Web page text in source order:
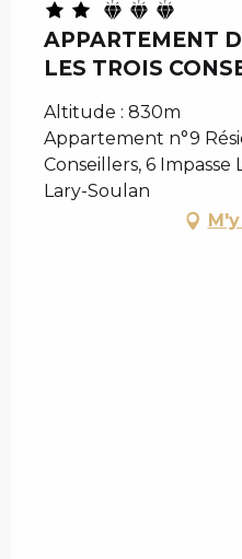
APPARTEMENT
LES TROIS
Altitude : 830m
Appartement n°9
Conseillers, 6 Impasse
Lary-Soulan